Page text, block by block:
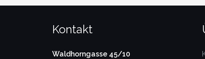
Kontakt
Waldhorngasse 45/10